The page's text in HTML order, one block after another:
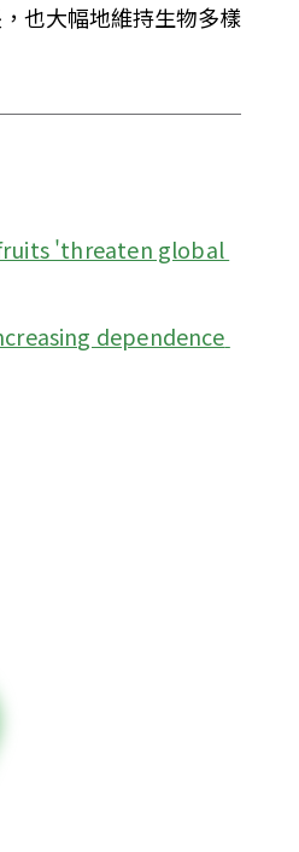
也大幅地維持生物多樣
'threaten global
dependence